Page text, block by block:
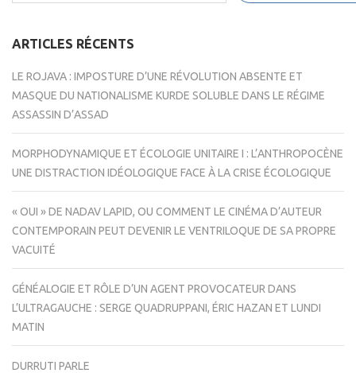
ARTICLES RÉCENTS
LE ROJAVA : IMPOSTURE D’UNE RÉVOLUTION ABSENTE ET
MASQUE DU NATIONALISME KURDE SOLUBLE DANS LE RÉGIME
ASSASSIN D’ASSAD
MORPHODYNAMIQUE ET ÉCOLOGIE UNITAIRE I : L’ANTHROPOCÈNE
UNE DISTRACTION IDÉOLOGIQUE FACE À LA CRISE ÉCOLOGIQUE
« OUI » DE NADAV LAPID, OU COMMENT LE CINÉMA D’AUTEUR
CONTEMPORAIN PEUT DEVENIR LE VENTRILOQUE DE SA PROPRE
VACUITÉ
GÉNÉALOGIE ET RÔLE D’UN AGENT PROVOCATEUR DANS
L’ULTRAGAUCHE : SERGE QUADRUPPANI, ÉRIC HAZAN ET LUNDI
MATIN
DURRUTI PARLE